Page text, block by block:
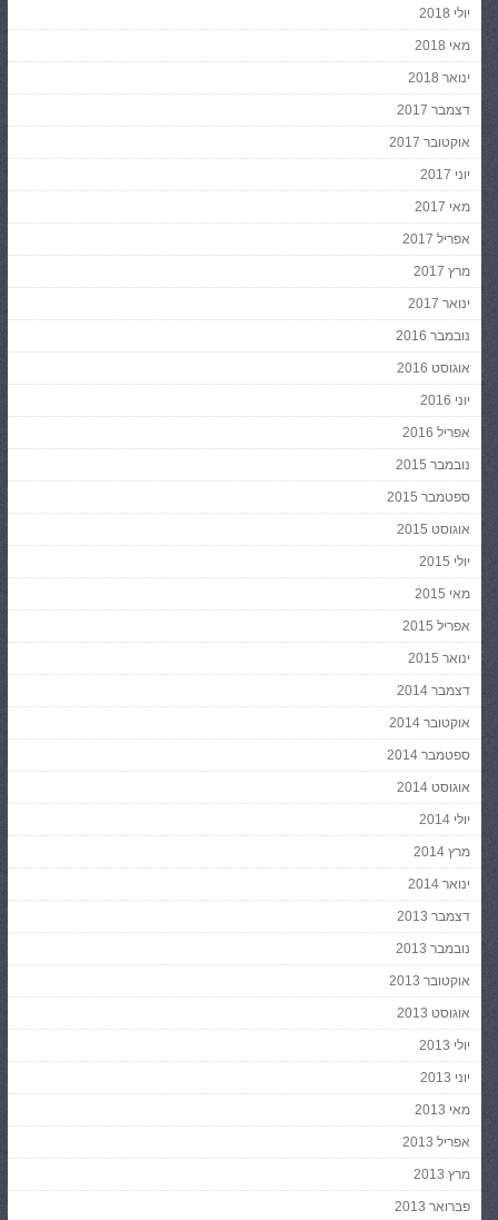
יולי 2018
מאי 2018
ינואר 2018
דצמבר 2017
אוקטובר 2017
יוני 2017
מאי 2017
אפריל 2017
מרץ 2017
ינואר 2017
נובמבר 2016
אוגוסט 2016
יוני 2016
אפריל 2016
נובמבר 2015
ספטמבר 2015
אוגוסט 2015
יולי 2015
מאי 2015
אפריל 2015
ינואר 2015
דצמבר 2014
אוקטובר 2014
ספטמבר 2014
אוגוסט 2014
יולי 2014
מרץ 2014
ינואר 2014
דצמבר 2013
נובמבר 2013
אוקטובר 2013
אוגוסט 2013
יולי 2013
יוני 2013
מאי 2013
אפריל 2013
מרץ 2013
פברואר 2013